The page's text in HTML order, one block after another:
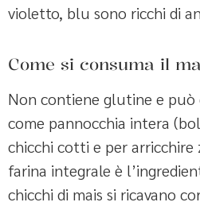
violetto, blu sono ricchi di
Come si consuma il
Non contiene glutine e può
come pannocchia intera
chicchi cotti e per arricchire
farina integrale è
chicchi di mais si ricavano